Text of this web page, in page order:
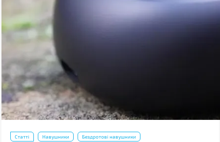
Статті Навушники Бездротові навушники